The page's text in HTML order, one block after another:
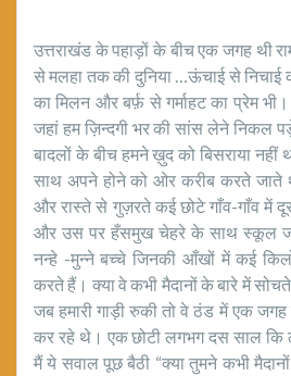
उत्तराखंड के पहाड़ों के बीच एक जगह थी
से मलहा तक की दुनिया …ऊंचाई से निचाई
का मिलन और बर्फ़ से गर्माहट का प्रेम
जहां हम ज़िन्दगी भर की सांस लेने
बादलों के बीच हमने ख़ुद को बिसराया नहीं
साथ अपने होने को ओर करीब करते जाते
और रास्ते से गुज़रते कई छोटे गाँव-गाँव में
और उस पर हँसमुख चेहरे के साथ स्कूल
नन्हे -मुन्ने बच्चे जिनकी आँखों में कई
करते हैं। क्या वे कभी मैदानों के बारे में
जब हमारी गाड़ी रुकी तो वे ठंड में एक जगह
कर रहे थे। एक छोटी लगभग दस साल कि
मैं ये सवाल पूछ बैठी “क्या तुमने कभी